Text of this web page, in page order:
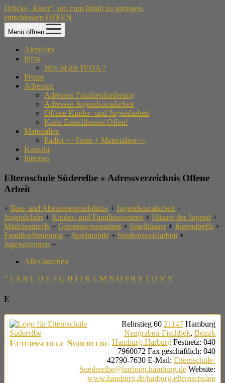
Drücke „Enter”, um zum Inhalt zu springen.
entschlossen OFFEN
Menü öffnen
Aktuelles
Infos
Was ist die IVOA ?
Presse
Adressen
Adressen Familienförderung
Adressen Jugendsozialarbeit
Offene Kinder- und Jugendarbeit
Karte Entschlossen Offen!
Materialien
Padlet >>Texte + Materialien<<
Kontakt
Internes
Elternschule Süderelbe » Adressverzeichnis Offene
Arbeit
+ Bau- und Abenteuerspielplätze + Jugendsozialarbeit +
Jugendclubs + Kinder- und Familienzentren + Häuser der Jugend +
Mädchentreffs + Gemeinwesenarbeit + Spielhäuser + Jugendtreffs +
Familienförderung + Spielmobile + Straßensozialarbeit +
Jugendzentren +
Alles ansehen
" 1 A B C D E F G H I J K L M N O P R S T U V Y
E
Elternschule Süderelbe
Rehrstieg 60 21147 Hamburg
Neugraben-Fischbek, Bezirk
Hamburg-Harburg Festnetz: 040
7960072 Fax geschäftlich: 040
42790-7630 E-Mail: Elternschule-
Suederelbe@harburg.hamburg.de Website:
www.hamburg.de/harburg-elternschulen